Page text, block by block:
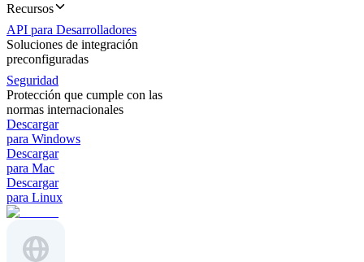
Recursos
API para Desarrolladores
Soluciones de integración
preconfiguradas
Seguridad
Protección que cumple con las
normas internacionales
Descargar
para Windows
Descargar
para Mac
Descargar
para Linux